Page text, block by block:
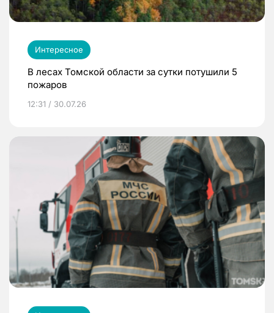
Интересное
В лесах Томской области за сутки потушили 5
пожаров
12:31 / 30.07.26